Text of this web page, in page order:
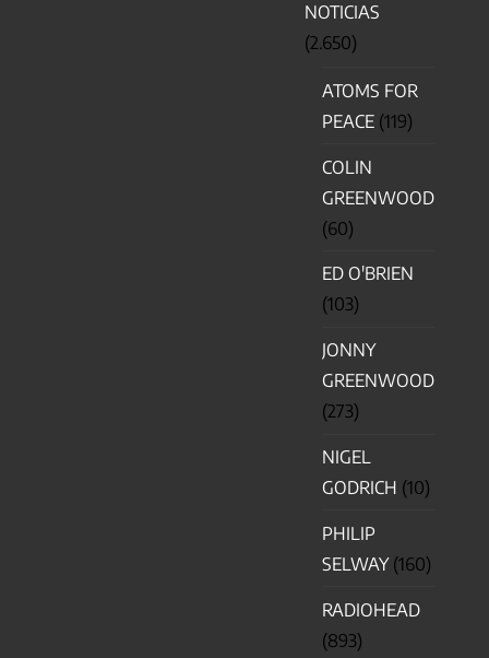
NOTICIAS
(2.650)
ATOMS FOR
PEACE (119)
COLIN
GREENWOOD
(60)
ED O'BRIEN
(103)
JONNY
GREENWOOD
(273)
NIGEL
GODRICH (10)
PHILIP
SELWAY(160)
RADIOHEAD
(893)